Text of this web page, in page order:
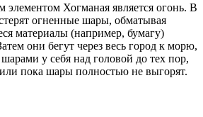
Хогманая является огонь. В
огненные шары, обматывая
материалы (например, бумагу)
они бегут через весь город к морю,
у себя над головой до тех пор,
пока шары полностью не выгорят.